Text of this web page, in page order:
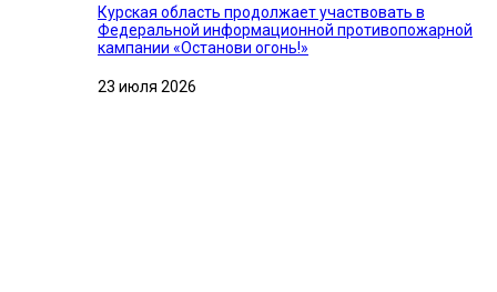
Курская область продолжает участвовать в
Федеральной информационной противопожарной
кампании «Останови огонь!»
23 июля 2026